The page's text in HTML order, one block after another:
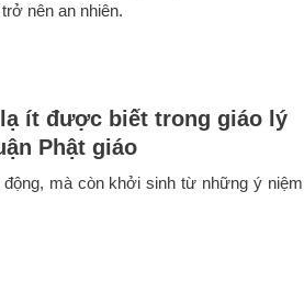
nên an nhiên.
ít được biết trong giáo lý
Phật giáo
mà còn khởi sinh từ những ý niệm